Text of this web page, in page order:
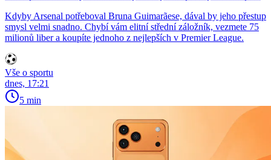
Kdyby Arsenal potřeboval Bruna Guimarãese, dával by jeho přestup
smysl velmi snadno. Chybí vám elitní střední záložník, vezmete 75
milionů liber a koupíte jednoho z nejlepších v Premier League.
Vše o sportu
dnes, 17:21
5 min